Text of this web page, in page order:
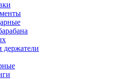
держатели